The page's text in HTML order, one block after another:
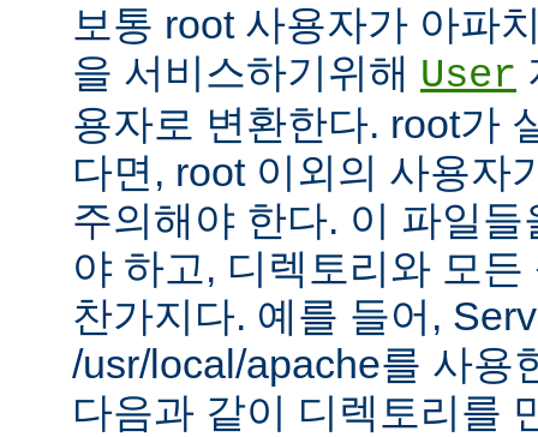
보통 root 사용자가 아파
을 서비스하기위해 User
용자로 변환한다. root가
다면, root 이외의 사용자
주의해야 한다. 이 파일
야 하고, 디렉토리와 모
찬가지다. 예를 들어,
/usr/local/apache를 사용
다음과 같이 디렉토리를